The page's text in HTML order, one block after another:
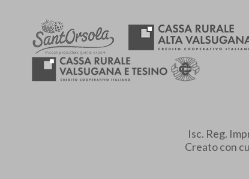
Isc. Reg.
Creato con